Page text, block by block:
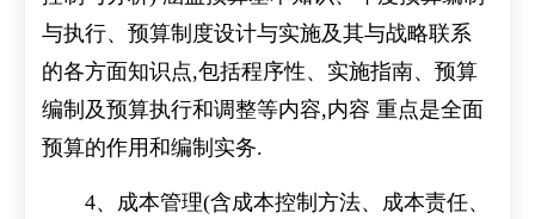
与执行、预算制度设计与实施及其与战略联系
的各方面知识点,包括程序性、实施指南、预算
编制及预算执行和调整等内容,内容 重点是全面
预算的作用和编制实务.
4、成本管理(含成本控制方法、成本责任、